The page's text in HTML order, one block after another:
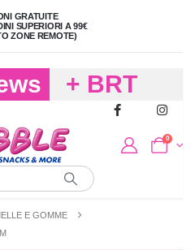
GRATUITE
SUPERIORI A 99€
ZONE REMOTE)
+ BRT
FREDDO
PER
0
E GOMME